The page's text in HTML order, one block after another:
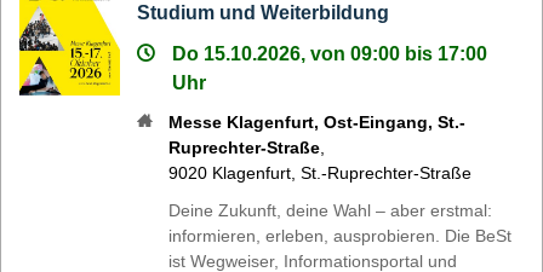
Studium und Weiterbildung
Do 15.10.2026, von 09:00 bis 17:00
Uhr
Messe Klagenfurt, Ost-Eingang, St.-
Ruprechter-Straße
9020 Klagenfurt ,St.-Ruprechter-Straße
Deine Zukunft, deine Wahl – aber erstmal:
informieren, erleben, ausprobieren. Die BeSt
ist Wegweiser, Informationsportal und